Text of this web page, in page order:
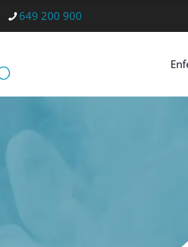
649 200 900